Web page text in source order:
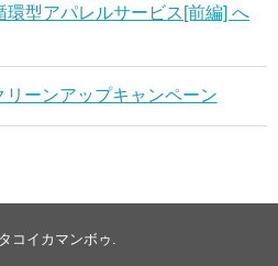
環型アパレルサービス[前編] へ
リーンアップキャンペーン
タコイカマンボゥ .